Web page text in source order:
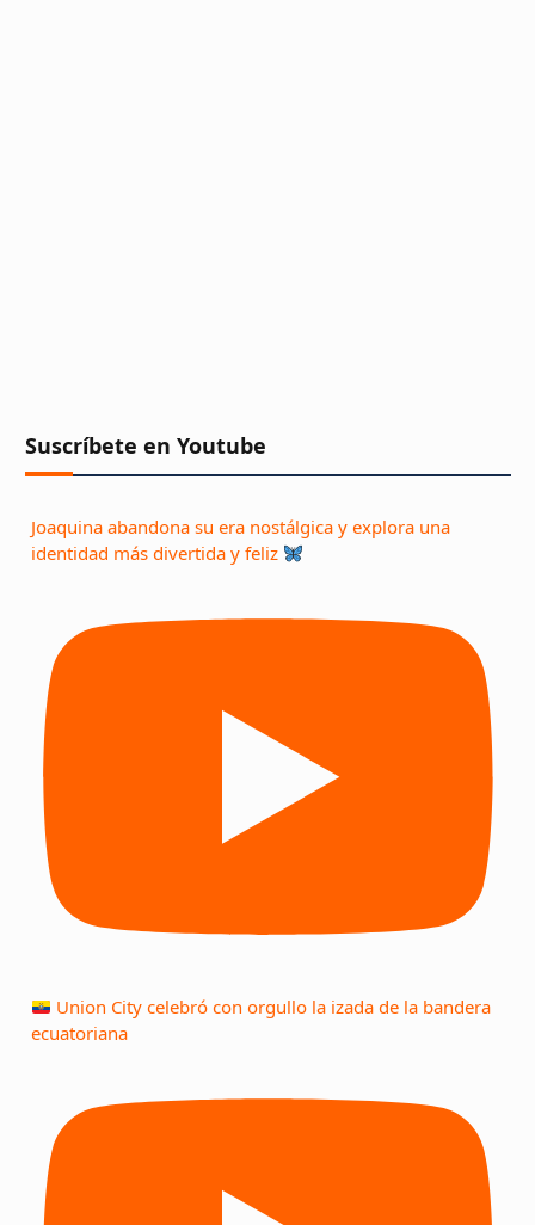
Suscríbete en Youtube
Joaquina abandona su era nostálgica y explora una
identidad más divertida y feliz
Union City celebró con orgullo la izada de la bandera
ecuatoriana